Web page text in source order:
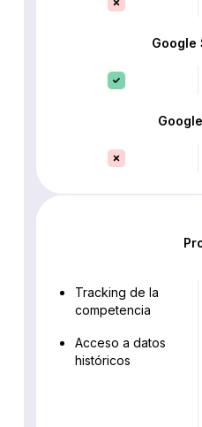
Google
Tracking de la
competencia
Acceso a datos
históricos